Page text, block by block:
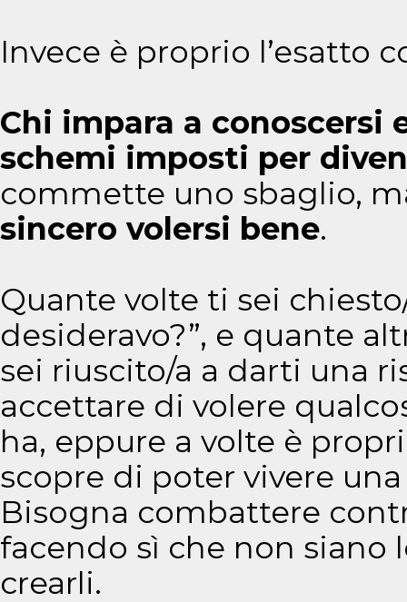
Invece è proprio l’esatto
Chi impara a conoscersi
schemi imposti per
commette uno sbaglio,
sincero volersi bene.
Quante volte ti sei
desideravo?”, e quante
sei riuscito/a a darti una
accettare di volere
ha, eppure a volte è
scopre di poter vivere
Bisogna combattere
facendo sì che non siano
crearli.